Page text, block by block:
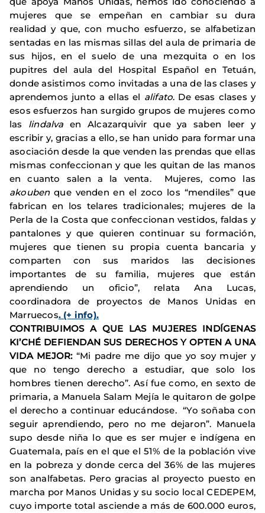
mujeres que se empeñan en cambiar su dura
realidad y que, con mucho esfuerzo, se alfabetizan
sentadas en las mismas sillas del aula de primaria de
sus hijos, en el suelo de una mezquita o en los
pupitres del aula del Hospital Español en Tetuán,
donde asistimos como invitadas a una de las clases y
aprendemos junto a ellas el alifato. De esas clases y
esos esfuerzos han surgido grupos de mujeres como
las lindalva en Alcazarquivir que ya saben leer y
escribir y, gracias a ello, se han unido para formar una
asociación desde la que venden las prendas que ellas
mismas confeccionan y que les quitan de las manos
en cuanto salen a la venta. Mujeres, como las
akoubenque venden en el zoco los “mendiles” que
fabrican en los telares tradicionales; mujeres de la
Perla de la Costa que confeccionan vestidos, faldas y
pantalones y que quieren continuar su formación,
mujeres que tienen su propia cuenta bancaria y
comparten con sus maridos las decisiones
importantes de su familia, mujeres que están
aprendiendo un oficio”, relata Ana Lucas,
coordinadora de proyectos de Manos Unidas en
Marruecos. (+ info).
CONTRIBUIMOS A QUE LAS MUJERES INDÍGENAS
KI’CHÉ DEFIENDAN SUS DERECHOS Y OPTEN A UNA
VIDA MEJOR: “Mi padre me dijo que yo soy mujer y
que no tengo derecho a estudiar, que solo los
hombres tienen derecho”. Así fue como, en sexto de
primaria, a Manuela Salam Mejía le quitaron de golpe
el derecho a continuar educándose. “Yo soñaba con
seguir aprendiendo, pero no me dejaron”. Manuela
supo desde niña lo que es ser mujer e indígena en
Guatemala, país en el que el 51% de la población vive
en la pobreza y donde cerca del 36% de las mujeres
son analfabetas. Pero gracias al proyecto puesto en
marcha por Manos Unidas y su socio local CEDEPEM,
cuyo importe total asciende a más de 600.000 euros,